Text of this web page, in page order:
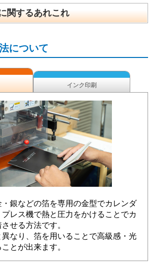
関するあれこれ
について
インク印刷
銀などの箔を専用の金型でカレンダ
レス機で熱と圧力をかけることでカ
せる方法です。
なり、箔を用いることで高級感・光
とが出来ます。